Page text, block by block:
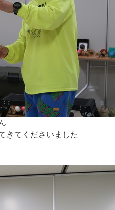
きてくださいました